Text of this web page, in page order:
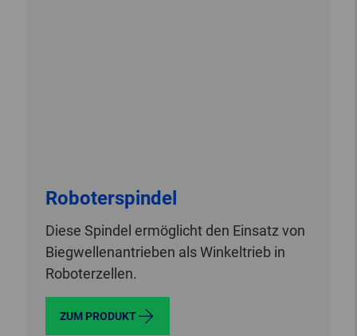
Roboterspindel
Diese Spindel ermöglicht den Einsatz von
Biegwellenantrieben als Winkeltrieb in
Roboterzellen.
ZUM PRODUKT